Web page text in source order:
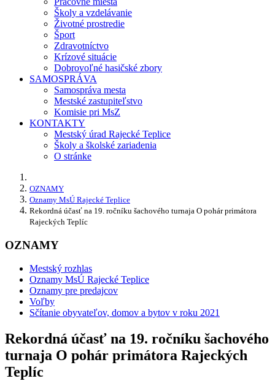
Školy a vzdelávanie
Životné prostredie
Šport
Zdravotníctvo
Krízové situácie
Dobrovoľné hasičské zbory
SAMOSPRÁVA
Samospráva mesta
Mestské zastupiteľstvo
Komisie pri MsZ
KONTAKTY
Mestský úrad Rajecké Teplice
Školy a školské zariadenia
O stránke
OZNAMY
Oznamy MsÚ Rajecké Teplice
Rekordná účasť na 19. ročníku šachového turnaja O pohár primátora
Rajeckých Teplíc
OZNAMY
Mestský rozhlas
Oznamy MsÚ Rajecké Teplice
Oznamy pre predajcov
Voľby
Sčítanie obyvateľov, domov a bytov v roku 2021
Rekordná účasť na 19. ročníku šachového
turnaja O pohár primátora Rajeckých
Teplíc